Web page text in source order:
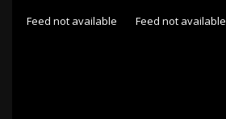
Feed not available Feed not available